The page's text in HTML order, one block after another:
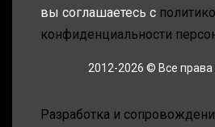
вы соглашаетесь с
конфиденциальности
2012-2026 © Все
Разработка и